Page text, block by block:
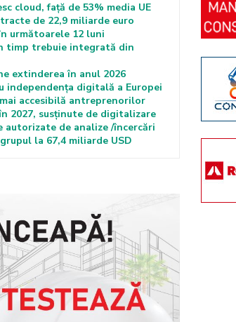
cloud, față de 53% media UE
de 22,9 miliarde euro
următoarele 12 luni
timp trebuie integrată din
extinderea în anul 2026
digitală a Europei
accesibilă antreprenorilor
2027, susținute de digitalizare
de analize /încercări
la 67,4 miliarde USD